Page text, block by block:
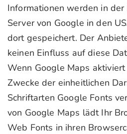
Informationen werden in der
Server von Google in den
dort gespeichert. Der
keinen Einfluss auf diese
Wenn Google Maps
Zwecke der einheitlichen
Schriftarten Google Fonts
von Google Maps lädt Ihr
Web Fonts in ihren